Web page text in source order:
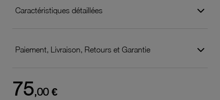
Caractéristiques détaillées
Paiement, Livraison, Retours et Garantie
75,00 €